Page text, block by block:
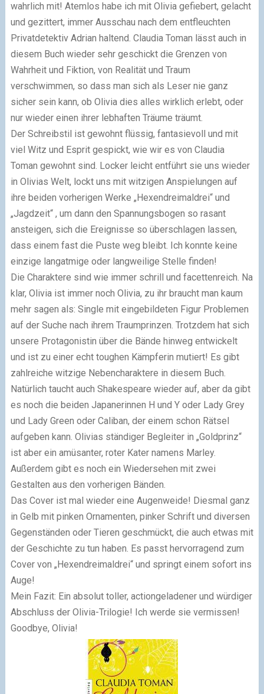
wahrlich mit! Atemlos habe ich mit Olivia gefiebert, gelacht
und gezittert, immer Ausschau nach dem entfleuchten
Privatdetektiv Adrian haltend. Claudia Toman lässt auch in
diesem Buch wieder sehr geschickt die Grenzen von
Wahrheit und Fiktion, von Realität und Traum
verschwimmen, so dass man sich als Leser nie ganz
sicher sein kann, ob Olivia dies alles wirklich erlebt, oder
nur wieder einen ihrer lebhaften Träume träumt.
Der Schreibstil ist gewohnt flüssig, fantasievoll und mit
viel Witz und Esprit gespickt, wie wir es von Claudia
Toman gewohnt sind. Locker leicht entführt sie uns wieder
in Olivias Welt, lockt uns mit witzigen Anspielungen auf
ihre beiden vorherigen Werke „Hexendreimaldrei“ und
„Jagdzeit“ , um dann den Spannungsbogen so rasant
ansteigen, sich die Ereignisse so überschlagen lassen,
dass einem fast die Puste weg bleibt. Ich konnte keine
einzige langatmige oder langweilige Stelle finden!
Die Charaktere sind wie immer schrill und facettenreich. Na
klar, Olivia ist immer noch Olivia, zu ihr braucht man kaum
mehr sagen als: Single mit eingebildeten Figur Problemen
auf der Suche nach ihrem Traumprinzen. Trotzdem hat sich
unsere Protagonistin über die Bände hinweg entwickelt
und ist zu einer echt toughen Kämpferin mutiert! Es gibt
zahlreiche witzige Nebencharaktere in diesem Buch.
Natürlich taucht auch Shakespeare wieder auf, aber da gibt
es noch die beiden Japanerinnen H und Y oder Lady Grey
und Lady Green oder Caliban, der einem schon Rätsel
aufgeben kann. Olivias ständiger Begleiter in „Goldprinz“
ist aber ein amüsanter, roter Kater namens Marley.
Außerdem gibt es noch ein Wiedersehen mit zwei
Gestalten aus den vorherigen Bänden.
Das Cover ist mal wieder eine Augenweide! Diesmal ganz
in Gelb mit pinken Ornamenten, pinker Schrift und diversen
Gegenständen oder Tieren geschmückt, die auch etwas mit
der Geschichte zu tun haben. Es passt hervorragend zum
Cover von „Hexendreimaldrei“ und springt einem sofort ins
Auge!
Mein Fazit: Ein absolut toller, actiongeladener und würdiger
Abschluss der Olivia-Trilogie! Ich werde sie vermissen!
Goodbye, Olivia!